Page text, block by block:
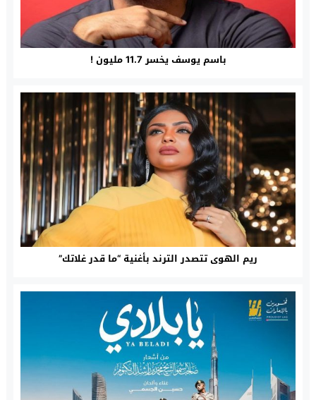
باسم يوسف يخسر 11.7 مليون !
ريم الهوى تتصدر الترند بأغنية “ما قدر غلاتك”